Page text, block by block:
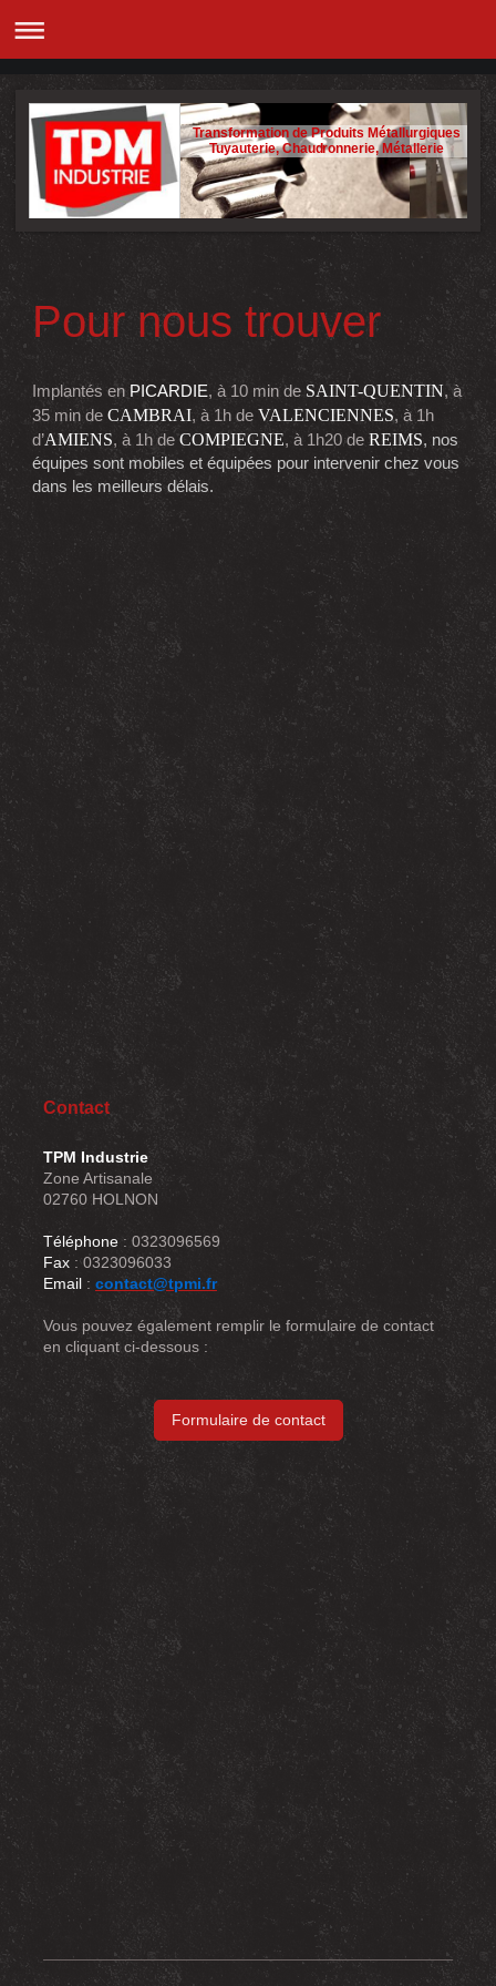
Transformation de Produits Métallurgiques
Tuyauterie, Chaudronnerie, Métallerie
Pour nous trouver
Implantés en PICARDIE, à 10 min de SAINT-QUENTIN, à
35 min de CAMBRAI, à 1h de VALENCIENNES, à 1h
d’AMIENS, à 1h de COMPIEGNE, à 1h20 de REIMS, nos
équipes sont mobiles et équipées pour intervenir chez vous
dans les meilleurs délais.​
Contact
TPM Industrie
Zone Artisanale
02760 HOLNON
Téléphone : 0323096569
Fax : 0323096033
Email : contact@tpmi.fr
Vous pouvez également remplir le formulaire de contact
en cliquant ci-dessous :
Formulaire de contact